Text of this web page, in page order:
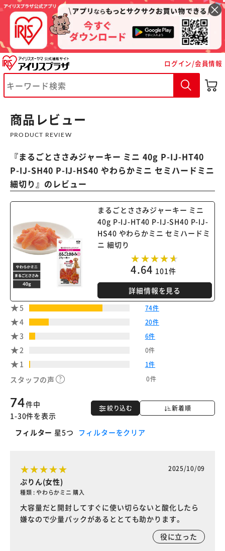
ログイン/会員情報
商品レビュー
PRODUCT REVIEW
『まるごとささみジャーキー ミニ 40g P-IJ-HT40
P-IJ-SH40 P-IJ-HS40 やわらかミニ セミハードミニ
細切り』のレビュー
まるごとささみジャーキー ミニ
40g P-IJ-HT40 P-IJ-SH40 P-IJ-
HS40 やわらかミニ セミハードミ
ニ 細切り
4.64 101件
詳細情報を見る
5
74件
4 20件
3 6件
2 0件
1 1件
スタッフの声 0件
絞り込む 新着順
74件中
1-30件を表示
フィルター 星5つ フィルターをクリア
2025/10/09
ぷりん(女性)
種類 : やわらかミニ 購入
大容量だと開封してすぐに使い切らないと酸化したら
嫌なので少量パックがあるととても助かります。
役に立った
※ご確認ください
カートに入れる 購入手続きへ